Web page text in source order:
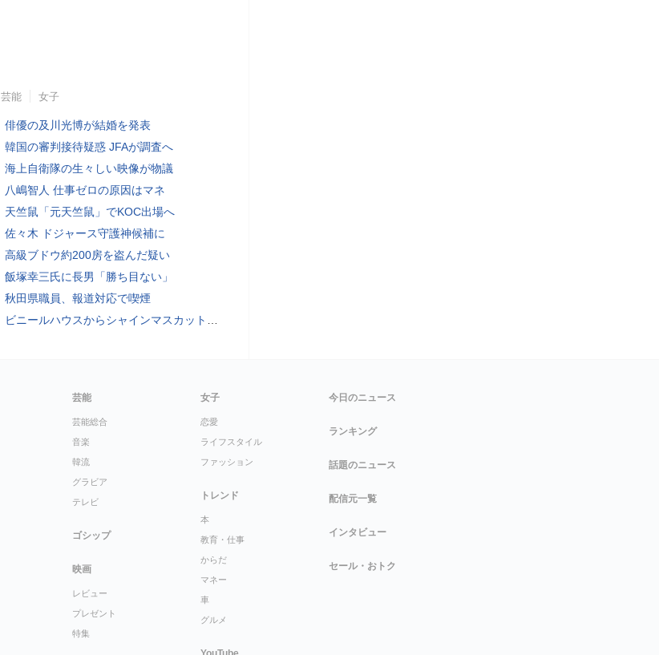
芸能 女子
俳優の及川光博が結婚を発表
韓国の審判接待疑惑 JFAが調査へ
海上自衛隊の生々しい映像が物議
八嶋智人 仕事ゼロの原因はマネ
天竺鼠「元天竺鼠」でKOC出場へ
佐々木 ドジャース守護神候補に
高級ブドウ約200房を盗んだ疑い
飯塚幸三氏に長男「勝ち目ない」
秋田県職員、報道対応で喫煙
ビニールハウスからシャインマスカット約200房を盗んだ疑い ネットで販売か 無職の男（42）逮捕 岡山県警
芸能
芸能総合
音楽
韓流
グラビア
テレビ
ゴシップ
映画
レビュー
プレゼント
特集
女子
恋愛
ライフスタイル
ファッション
トレンド
本
教育・仕事
からだ
マネー
車
グルメ
今日のニュース
ランキング
話題のニュース
配信元一覧
インタビュー
セール・おトク